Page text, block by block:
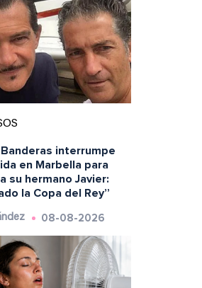
interrumpe
en Marbella para
su hermano Javier:
la Copa del Rey”
08-08-2026